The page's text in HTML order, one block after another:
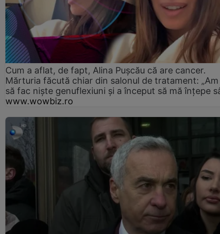
Cum a aflat, de fapt, Alina Pușcău că are cancer.
Mărturia făcută chiar din salonul de tratament:
să fac niște genuflexiuni și a început să mă înțepe
www.wowbiz.ro